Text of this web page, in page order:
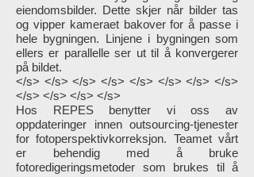
eiendomsbilder. Dette skjer når bilder tas
og vipper kameraet bakover for å passe i
hele bygningen. Linjene i bygningen som
ellers er parallelle ser ut til å konvergerer
på bildet.
</s> </s> </s> </s> </s> </s> </s> </s>
</s> </s> </s> </s>
Hos REPES benytter vi oss av
oppdateringer innen outsourcing-tjenester
for fotoperspektivkorreksjon. Teamet vårt
er behendig med å bruke
fotoredigeringsmetoder som brukes til å